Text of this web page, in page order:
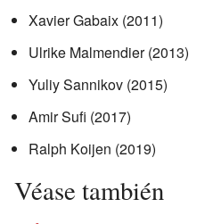
Xavier Gabaix (2011)
Ulrike Malmendier (2013)
Yuliy Sannikov (2015)
Amir Sufi (2017)
Ralph Koijen (2019)
Véase también